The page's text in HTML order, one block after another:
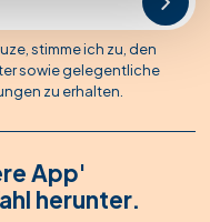
stimme ich zu, den
sowie gelegentliche
zu erhalten.
App'
herunter.